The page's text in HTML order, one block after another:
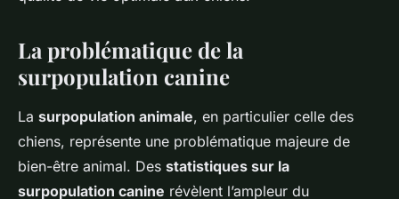
La problématique de la
surpopulation canine
La surpopulation animale, en particulier celle des
chiens, représente une problématique majeure de
bien-être animal. Des statistiques sur la
surpopulation canine révèlent l’ampleur du